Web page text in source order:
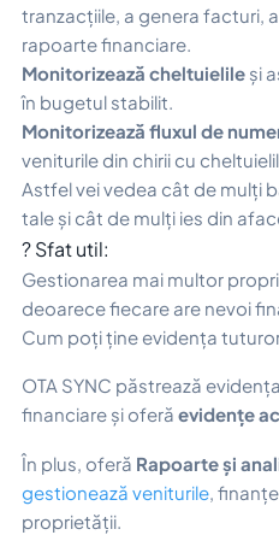
tranzacțiile, a genera facturi,
rapoarte financiare.
Monitorizează cheltuielile și
în bugetul stabilit.
Monitorizează fluxul de
veniturile din chirii cu
Astfel vei vedea cât de mulți
tale și cât de mulți ies din
? Sfat util:
Gestionarea mai multor
deoarece fiecare are nevoi
Cum poți ține evidența
OTA SYNC păstrează
financiare și oferă evidențe
În plus, oferă Rapoarte și
gestionează veniturile,
proprietății.